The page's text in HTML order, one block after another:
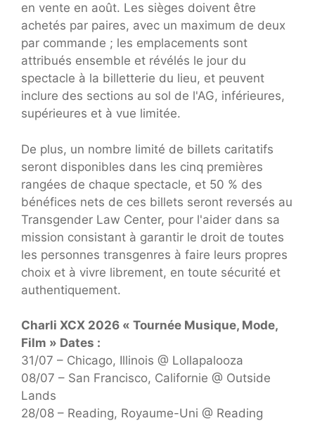
en vente en août. Les sièges doivent être
achetés par paires, avec un maximum de deux
par commande ; les emplacements sont
attribués ensemble et révélés le jour du
spectacle à la billetterie du lieu, et peuvent
inclure des sections au sol de l'AG, inférieures,
supérieures et à vue limitée.
De plus, un nombre limité de billets caritatifs
seront disponibles dans les cinq premières
rangées de chaque spectacle, et 50 % des
bénéfices nets de ces billets seront reversés au
Transgender Law Center, pour l'aider dans sa
mission consistant à garantir le droit de toutes
les personnes transgenres à faire leurs propres
choix et à vivre librement, en toute sécurité et
authentiquement.
Charli XCX 2026 « Tournée Musique, Mode,
Film » Dates :
31/07 – Chicago, Illinois @ Lollapalooza
08/07 – San Francisco, Californie @ Outside
Lands
28/08 – Reading, Royaume-Uni @ Reading